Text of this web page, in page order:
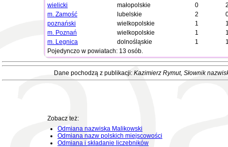
wielicki
małopolskie 0
m. Zamość
lubelskie 2
poznański
wielkopolskie 1
m. Poznań
wielkopolskie 1
m. Legnica
dolnośląskie 1
Pojedynczo w powiatach: 13 osób.
Dane pochodzą z publikacji: Kazimierz Rymut, Słownik
Zobacz też:
Odmiana nazwiska Malikowski
Odmiana nazw polskich miejscowości
Odmiana i składanie liczebników